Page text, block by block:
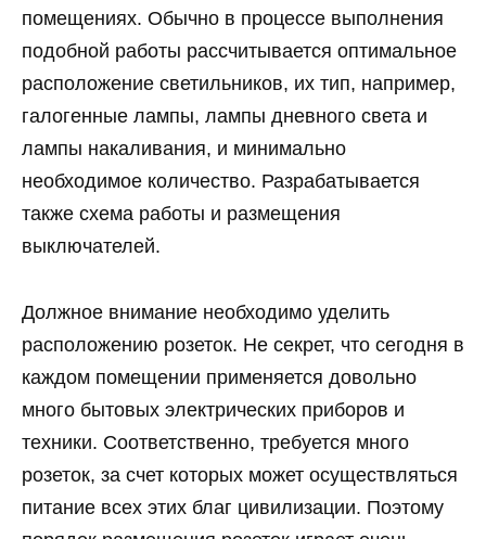
помещениях. Обычно в процессе выполнения
подобной работы рассчитывается оптимальное
расположение светильников, их тип, например,
галогенные лампы, лампы дневного света и
лампы накаливания, и минимально
необходимое количество. Разрабатывается
также схема работы и размещения
выключателей.
Должное внимание необходимо уделить
расположению розеток. Не секрет, что сегодня в
каждом помещении применяется довольно
много бытовых электрических приборов и
техники. Соответственно, требуется много
розеток, за счет которых может осуществляться
питание всех этих благ цивилизации. Поэтому